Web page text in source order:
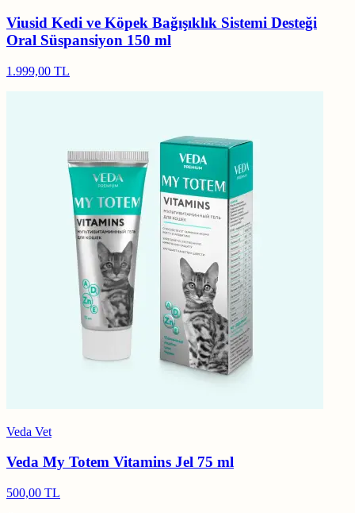
Viusid Kedi ve Köpek Bağışıklık Sistemi Desteği
Oral Süspansiyon 150 ml
1.999,00 TL
Veda Vet
Veda My Totem Vitamins Jel 75 ml
500,00 TL